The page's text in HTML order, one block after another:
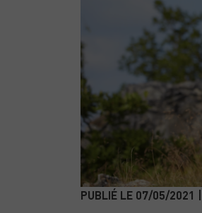
PUBLIÉ LE 07/05/2021 |